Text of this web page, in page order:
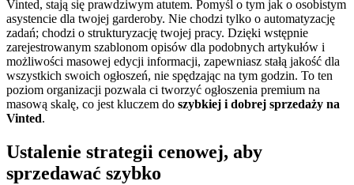
Vinted, stają się prawdziwym atutem. Pomyśl o tym jak o osobistym
asystencie dla twojej garderoby. Nie chodzi tylko o automatyzację
zadań; chodzi o strukturyzację twojej pracy. Dzięki wstępnie
zarejestrowanym szablonom opisów dla podobnych artykułów i
możliwości masowej edycji informacji, zapewniasz stałą jakość dla
wszystkich swoich ogłoszeń, nie spędzając na tym godzin. To ten
poziom organizacji pozwala ci tworzyć ogłoszenia premium na
masową skalę, co jest kluczem do szybkiej i dobrej sprzedaży na
Vinted.
Ustalenie strategii cenowej, aby
sprzedawać szybko